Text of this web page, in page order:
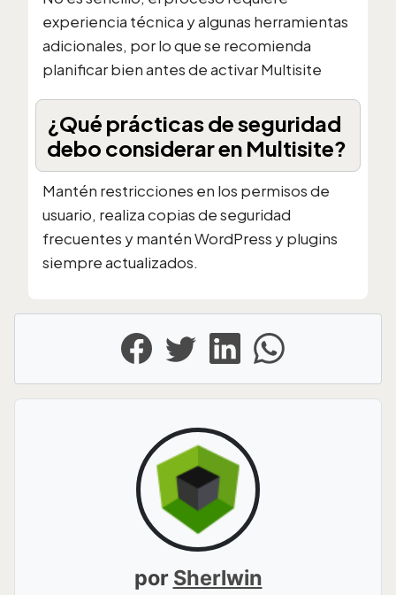
experiencia técnica y algunas herramientas
adicionales, por lo que se recomienda
planificar bien antes de activar Multisite
¿Qué prácticas de seguridad
debo considerar en Multisite?
Mantén restricciones en los permisos de
usuario, realiza copias de seguridad
frecuentes y mantén WordPress y plugins
siempre actualizados.
por Sherlwin